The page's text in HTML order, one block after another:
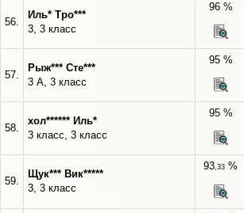
56.
Иль* Тро***
3, 3 класс
96 %
57.
Рыж*** Сте***
3 А, 3 класс
95 %
58.
хол****** Иль*
3 класс, 3 класс
95 %
59.
Щук*** Вик*****
3, 3 класс
93,33 %